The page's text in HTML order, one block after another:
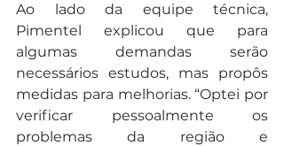
Ao lado da equipe técnica,
Pimentel explicou que para
algumas demandas serão
necessários estudos, mas propôs
medidas para melhorias. “Optei por
verificar pessoalmente os
problemas da região e